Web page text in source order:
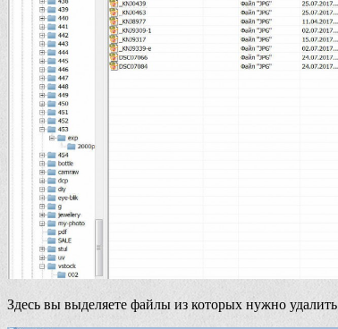
Здесь вы выделяете файлы из которых нужно удалить